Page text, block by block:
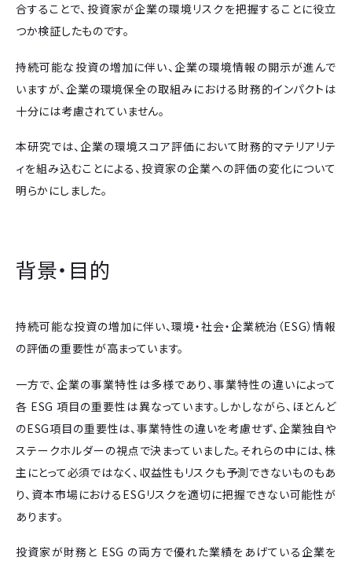
合することで、投資家が企業の環境リスクを把握することに役立
つか検証したものです。
持続可能な投資の増加に伴い、企業の環境情報の開示が進んで
いますが、企業の環境保全の取組みにおける財務的インパクトは
十分には考慮されていません。
本研究では、企業の環境スコア評価において財務的マテリアリテ
ィを組み込むことによる、投資家の企業への評価の変化について
明らかにしました。
背景・目的
持続可能な投資の増加に伴い、環境・社会・企業統治（ESG）情報
の評価の重要性が高まっています。
一方で、企業の事業特性は多様であり、事業特性の違いによって
各 ESG 項目の重要性は異なっています。しかしながら、ほとんど
のESG項目の重要性は、事業特性の違いを考慮せず、企業独自や
ステークホルダーの視点で決まっていました。それらの中には、株
主にとって必須ではなく、収益性もリスクも予測できないものもあ
り、資本市場におけるESGリスクを適切に把握できない可能性が
あります。
投資家が財務と ESG の両方で優れた業績をあげている企業を